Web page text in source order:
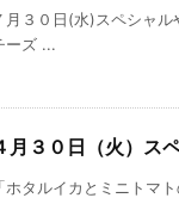
月３０日(水)スペシャ
ーズ ...
月３０日（火）ス
「ホタルイカとミニト